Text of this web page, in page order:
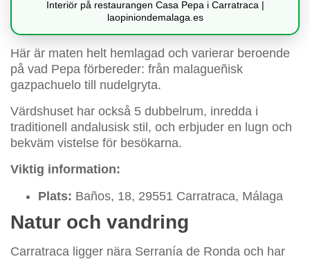
Interiör på restaurangen Casa Pepa i Carratraca |
laopiniondemalaga.es
Här är maten helt hemlagad och varierar beroende
på vad Pepa förbereder: från malagueñisk
gazpachuelo till nudelgryta.
Värdshuset har också 5 dubbelrum, inredda i
traditionell andalusisk stil, och erbjuder en lugn och
bekväm vistelse för besökarna.
Viktig information:
Plats: Baños, 18, 29551 Carratraca, Málaga
Natur och vandring
Carratraca ligger nära Serranía de Ronda och har